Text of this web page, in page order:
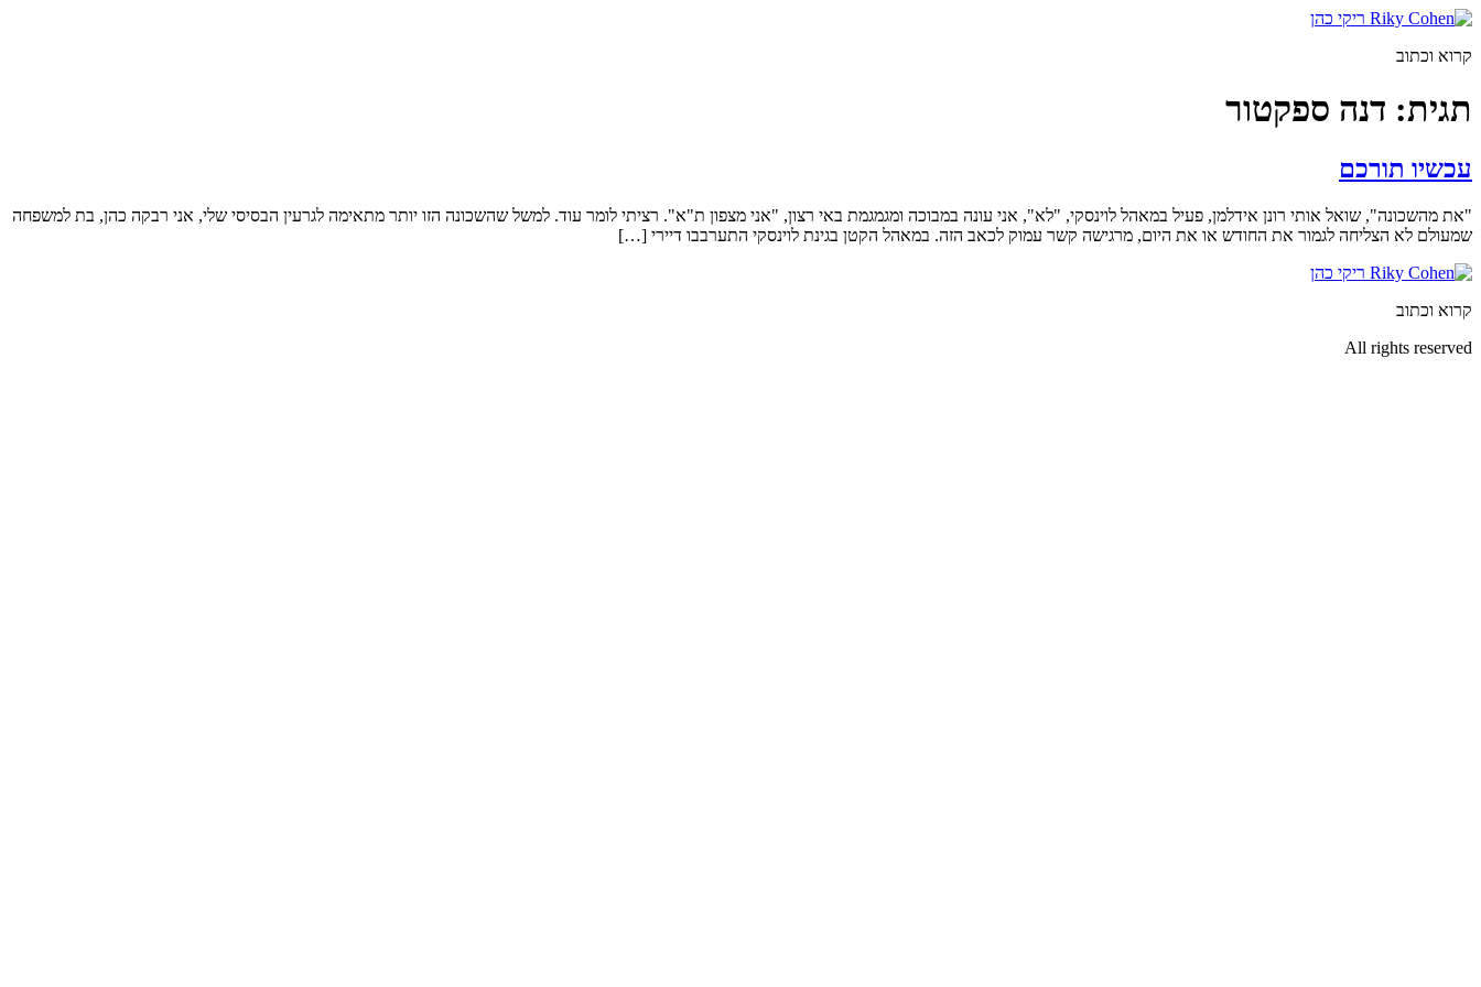
דלג
קרוא וכתוב
תגית: דנה ספקטור
עכשיו תורכם
"את מהשכונה", שואל אותי רונן אידלמן, פעיל במאהל לוינסקי, "לא", אני עונה במבוכה ומגמגמת באי רצון, "אני מצפון ת"א". רציתי לומר עוד. למשל שהשכונה הזו יותר מתאימה לגרעין הבסיסי שלי, אני רבקה כהן, בת למשפחה
שמעולם לא הצליחה לגמור את החודש או את היום, מרגישה קשר עמוק לכאב הזה. במאהל הקטן בגינת לוינסקי התערבבו דיירי […]
קרוא וכתוב
All rights reserved